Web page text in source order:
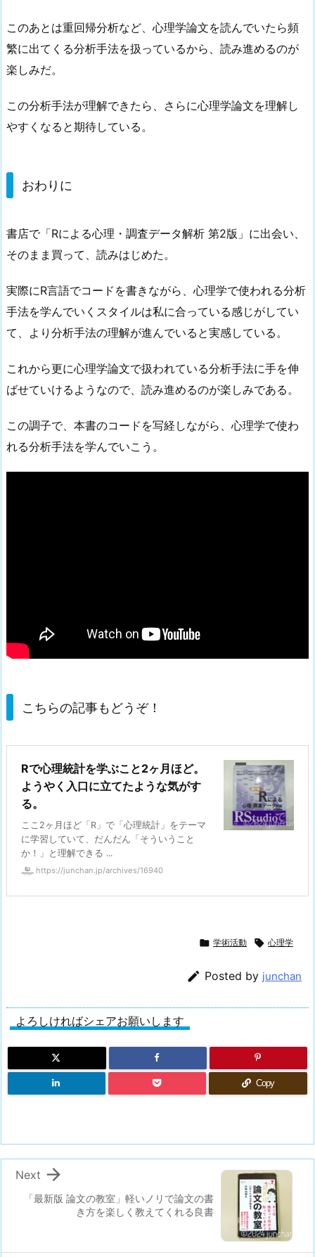
このあとは重回帰分析など、心理学論文を読んでいたら頻
繁に出てくる分析手法を扱っているから、読み進めるのが
楽しみだ。
この分析手法が理解できたら、さらに心理学論文を理解し
やすくなると期待している。
おわりに
書店で「Rによる心理・調査データ解析 第2版」に出会い、
そのまま買って、読みはじめた。
実際にR言語でコードを書きながら、心理学で使われる分析
手法を学んでいくスタイルは私に合っている感じがしてい
て、より分析手法の理解が進んでいると実感している。
これから更に心理学論文で扱われている分析手法に手を伸
ばせていけるようなので、読み進めるのが楽しみである。
この調子で、本書のコードを写経しながら、心理学で使わ
れる分析手法を学んでいこう。
こちらの記事もどうぞ！
Rで心理統計を学ぶこと2ヶ月ほど。
ようやく入口に立てたような気がす
る。
ここ2ヶ月ほど「R」で「心理統計」をテーマ
に学習していて、だんだん「そういうこと
か！」と理解できる ...
https://junchan.jp/archives/16940
 学術活動  心理学
 Posted by junchan
よろしければシェアお願いします
Copy
「最新版 論文の教室」軽いノリで論文の書
き方を楽しく教えてくれる良書

Next